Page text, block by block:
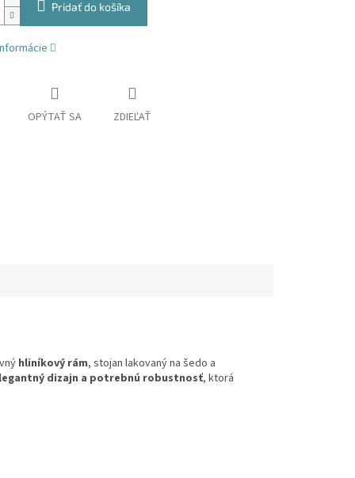
Pridať do košíka
OPÝTAŤ SA ZDIEĽAŤ
hliníkový rám, stojan lakovaný na šedo a
dizajn a potrebnú robustnosť, ktorá